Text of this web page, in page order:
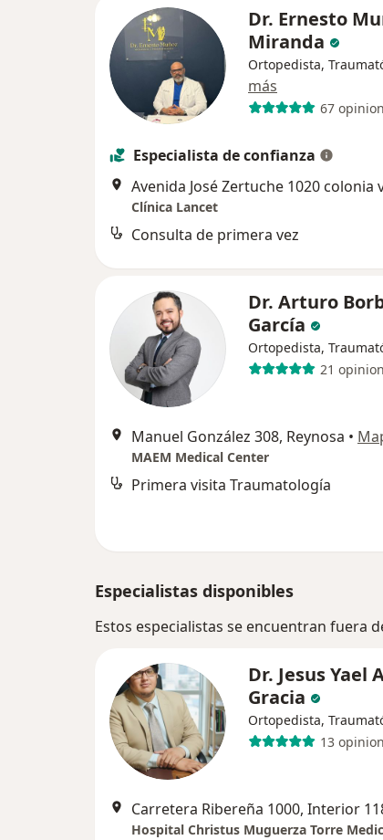
Dr. Ernesto
Miranda
Ortopedista,
más
67
Especialista de confianza
Clínica Lancet
Consulta de primera vez
Dr. Arturo
García
Ortopedista,
21
Manuel González 308, Reynosa •
MAEM Medical Center
Primera visita Traumatología
Especialistas disponibles
Estos especialistas se encuentran fuera
Dr. Jesus Yael
Gracia
Ortopedista,
13
Hospital Christus Muguerza Torre